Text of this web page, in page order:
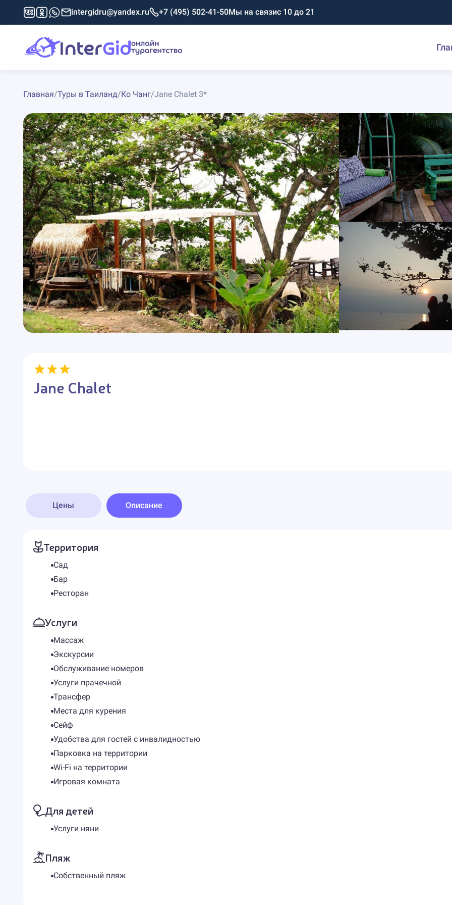
intergidru@yandex.ru +7 (495) 502-41-50Мы на связис 10 до 21
Главная/Туры в Таиланд/Ко Чанг/Jane Chalet 3*
Jane Chalet
Цены Описание
Территория
Сад
Бар
Ресторан
Услуги
Массаж
Экскурсии
Обслуживание номеров
Услуги прачечной
Трансфер
Места для курения
Сейф
Удобства для гостей с инвалидностью
Парковка на территории
Wi-Fi на территории
Игровая комната
Для детей
Услуги няни
Пляж
Собственный пляж